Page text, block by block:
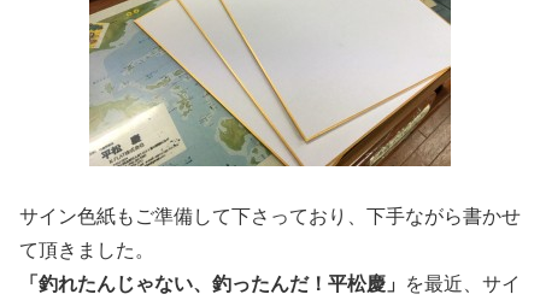
サイン色紙もご準備して下さっており、下手ながら書かせ
て頂きました。
「釣れたんじゃない、釣ったんだ！平松慶」
を最近、サイ